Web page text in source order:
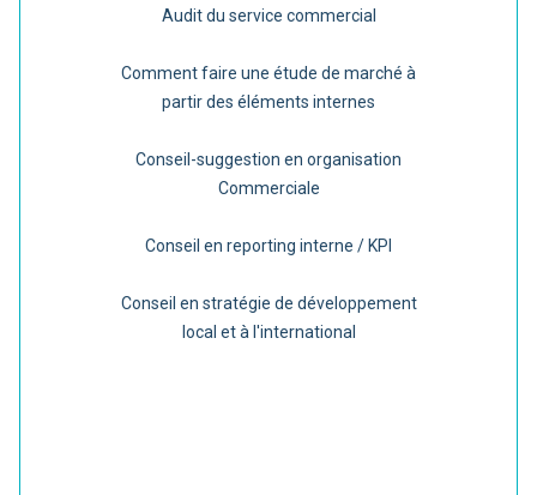
Audit du service commercial
Comment faire une étude de marché à
partir des éléments internes
Conseil-suggestion en organisation
Commerciale
Conseil en reporting interne / KPI
Conseil en stratégie de développement
local et à l'international